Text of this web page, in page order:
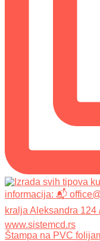
Štampa na PVC